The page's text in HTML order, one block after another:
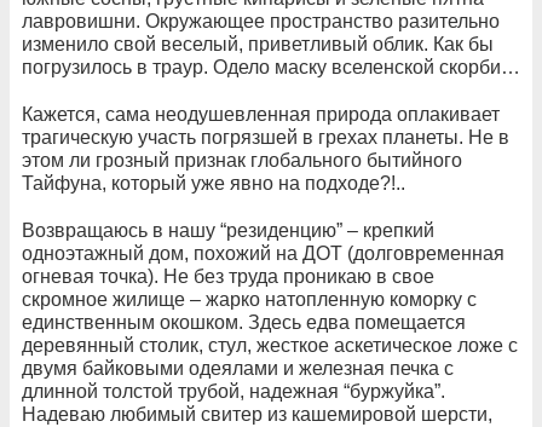
лавровишни. Окружающее пространство разительно
изменило свой веселый, приветливый облик. Как бы
погрузилось в траур. Одело маску вселенской скорби…
Кажется, сама неодушевленная природа оплакивает
трагическую участь погрязшей в грехах планеты. Не в
этом ли грозный признак глобального бытийного
Тайфуна, который уже явно на подходе?!..
Возвращаюсь в нашу “резиденцию” – крепкий
одноэтажный дом, похожий на ДОТ (долговременная
огневая точка). Не без труда проникаю в свое
скромное жилище – жарко натопленную коморку с
единственным окошком. Здесь едва помещается
деревянный столик, стул, жесткое аскетическое ложе с
двумя байковыми одеялами и железная печка с
длинной толстой трубой, надежная “буржуйка”.
Надеваю любимый свитер из кашемировой шерсти,